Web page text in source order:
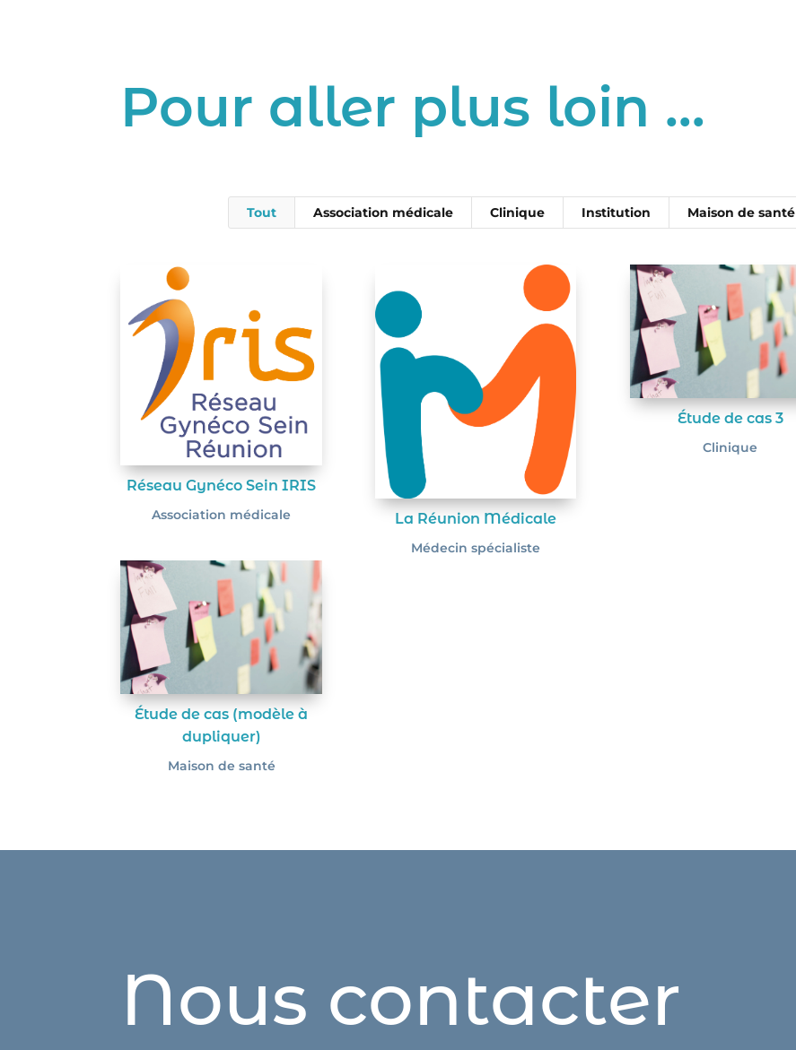
Pour aller plus loin …
Tout Association médicale Clinique Institution Maison de santé
Réseau Gynéco Sein IRIS
Association médicale La Réunion Médicale
Médecin spécialiste
Étude de cas 3
Clinique
Étude de cas (modèle à
dupliquer)
Maison de santé
Nous contacter